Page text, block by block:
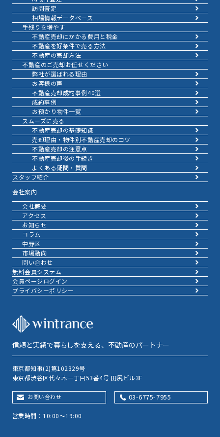
訪問査定
相場情報データベース
手残りを増やす
不動産売却にかかる費用と税金
不動産を好条件で売る方法
不動産の売却方法
不動産のご売却お任せください
弊社が選ばれる理由
お客様の声
不動産売却成約事例40選
成約事例
お預かり物件一覧
スムーズに売る
不動産売却の基礎知識
売却理由・物件別不動産売却のコツ
不動産売却の注意点
不動産売却後の手続き
よくある疑問・質問
スタッフ紹介
会社案内
会社概要
アクセス
お知らせ
コラム
中野区
市場動向
問い合わせ
無料会員システム
会員ページログイン
プライバシーポリシー
信頼と実績で暮らしを支える、不動産のパートナー
東京都知事(2)第102329号
東京都渋谷区代々木一丁目53番4号 田尻ビル3F
お問い合わせ 03-6775-7955
営業時間：10:00～19:00